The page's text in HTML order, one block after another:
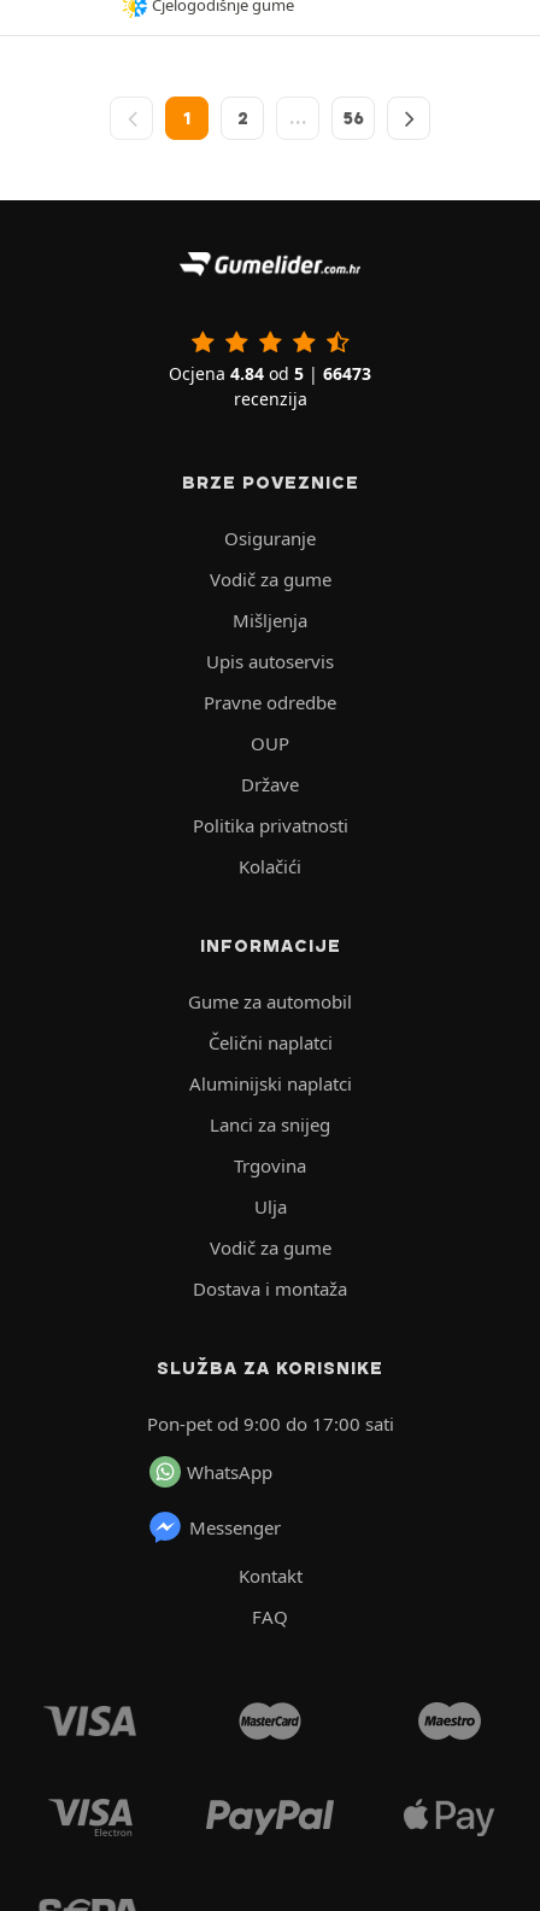
Cjelogodišnje gume
1 2 … 56
Ocjena 4.84 od 5 | 66473
recenzija
BRZE POVEZNICE
Osiguranje
Vodič za gume
Mišljenja
Upis autoservis
Pravne odredbe
OUP
Države
Politika privatnosti
Kolačići
INFORMACIJE
Gume za automobil
Čelični naplatci
Aluminijski naplatci
Lanci za snijeg
Trgovina
Ulja
Vodič za gume
Dostava i montaža
SLUŽBA ZA KORISNIKE
Pon-pet od 9:00 do 17:00 sati
WhatsApp
Messenger
Kontakt
FAQ